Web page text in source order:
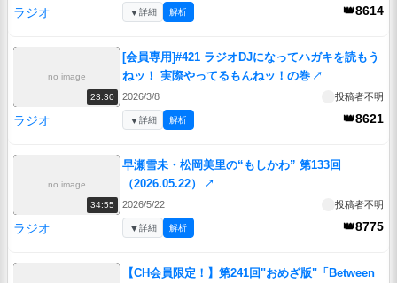
ラジオ 👑8614
▼詳細 解析
no image
23:30
[会員専用]#421 ラジオDJになってハガキを読もう
ねッ！ 実際やってるもんねッ！の巻 ↗
2026/3/8 投稿者不明
ラジオ 👑8621
▼詳細 解析
no image
34:55
早瀬雪未・松岡美里の“もしかわ” 第133回
（2026.05.22）
↗
2026/5/22 投稿者不明
ラジオ 👑8775
▼詳細 解析
【CH会員限定！】第241回"おめざ版"「Between